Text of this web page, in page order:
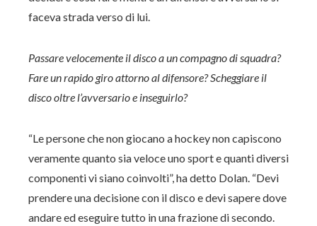
faceva strada verso di lui.
Passare velocemente il disco a un compagno di squadra?
Fare un rapido giro attorno al difensore? Scheggiare il
disco oltre l’avversario e inseguirlo?
“Le persone che non giocano a hockey non capiscono
veramente quanto sia veloce uno sport e quanti diversi
componenti vi siano coinvolti”, ha detto Dolan. “Devi
prendere una decisione con il disco e devi sapere dove
andare ed eseguire tutto in una frazione di secondo.